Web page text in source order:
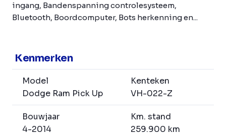
ingang, Bandenspanning controlesysteem,
Bluetooth, Boordcomputer, Bots herkenning en...
Kenmerken
Model
Dodge Ram Pick Up
Kenteken
VH-022-Z
Bouwjaar
4-2014
Km. stand
259.900 km